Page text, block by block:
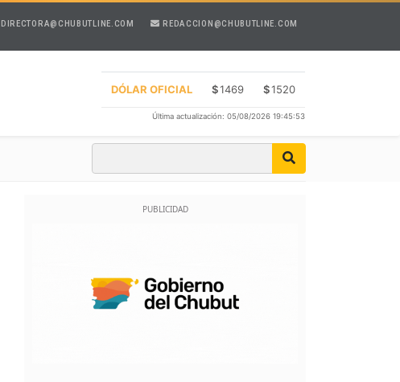
DIRECTORA@CHUBUTLINE.COM REDACCION@CHUBUTLINE.COM
DÓLAR OFICIAL $1469 $1520
Última actualización: 05/08/2026 19:45:53